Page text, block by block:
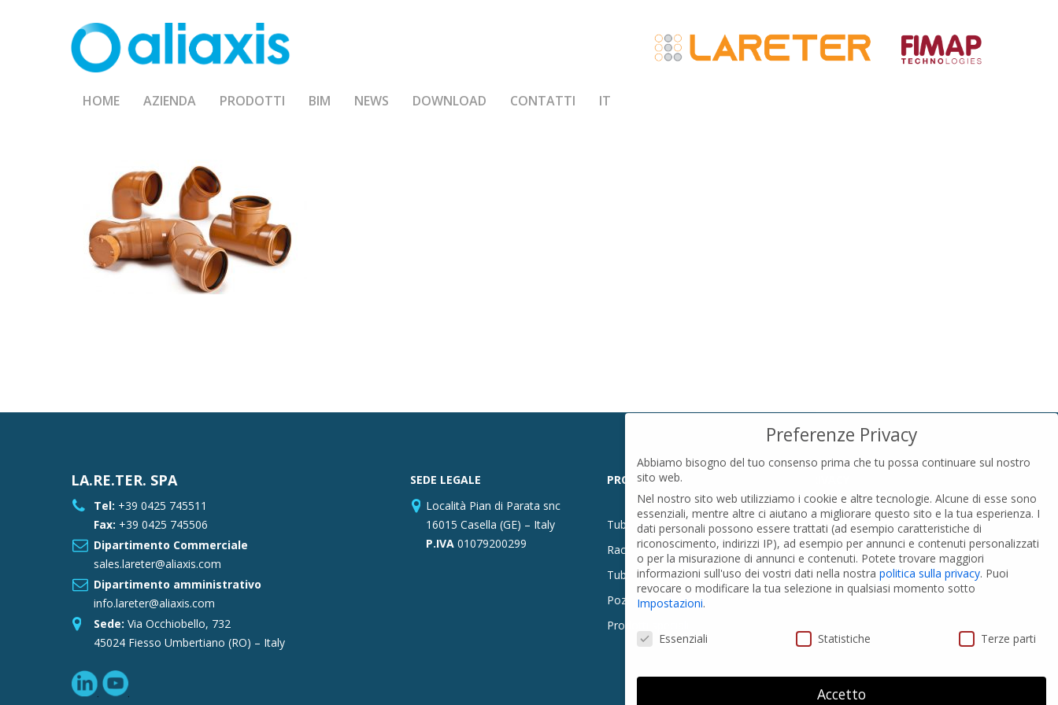
HOME AZIENDA PRODOTTI BIM NEWS DOWNLOAD CONTATTI IT
LA.RE.TER. SPA
Tel: +39 0425 745511
Fax: +39 0425 745506
Dipartimento Commerciale
sales.lareter@aliaxis.com
Dipartimento amministrativo
info.lareter@aliaxis.com
Sede: Via Occhiobello, 732
45024 Fiesso Umbertiano (RO) – Italy
SEDE LEGALE
Località Pian di Parata snc
16015 Casella (GE) – Italy
P.IVA01079200299
PRODOTTI
Tubi PVC
Raccordi PVC
Tubi e Raccordi in PVC-A
Pozzi Artesiani
Prodotti speciali
Privacy Policy
Cookies Policy
GDPR Personal data
Modifica impostazione Cookies
Preferenze Privacy
Abbiamo bisogno del tuo consenso prima che tu possa continuare sul nostro
sito web.
Nel nostro sito web utilizziamo i cookie e altre tecnologie. Alcune di esse sono
essenziali, mentre altre ci aiutano a migliorare questo sito e la tua esperienza. I
dati personali possono essere trattati (ad esempio caratteristiche di
riconoscimento, indirizzi IP), ad esempio per annunci e contenuti personalizzati
o per la misurazione di annunci e contenuti. Potete trovare maggiori
informazioni sull'uso dei vostri dati nella nostra politica sulla privacy. Puoi
revocare o modificare la tua selezione in qualsiasi momento sotto
Impostazioni.
Preferenze Privacy
Essenziali Statistiche Terze parti
Accetto